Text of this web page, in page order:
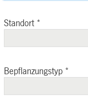
Standort *
Bepflanzungstyp *